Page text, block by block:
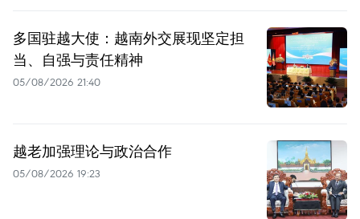
多国驻越大使：越南外交展现坚定担
当、自强与责任精神
05/08/2026 21:40
越老加强理论与政治合作
05/08/2026 19:23